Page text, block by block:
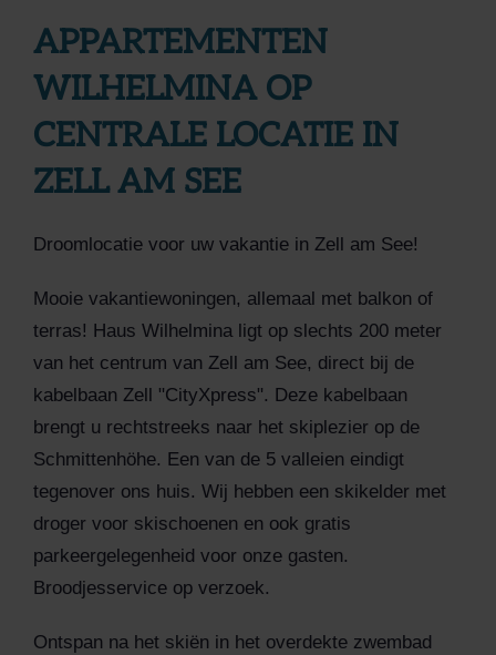
APPARTEMENTEN
WILHELMINA OP
CENTRALE LOCATIE IN
ZELL AM SEE
Droomlocatie voor uw vakantie in Zell am See!
Mooie vakantiewoningen, allemaal met balkon of
terras! Haus Wilhelmina ligt op slechts 200 meter
van het centrum van Zell am See, direct bij de
kabelbaan Zell "CityXpress". Deze kabelbaan
brengt u rechtstreeks naar het skiplezier op de
Schmittenhöhe. Een van de 5 valleien eindigt
tegenover ons huis. Wij hebben een skikelder met
droger voor skischoenen en ook gratis
parkeergelegenheid voor onze gasten.
Broodjesservice op verzoek.
Ontspan na het skiën in het overdekte zwembad